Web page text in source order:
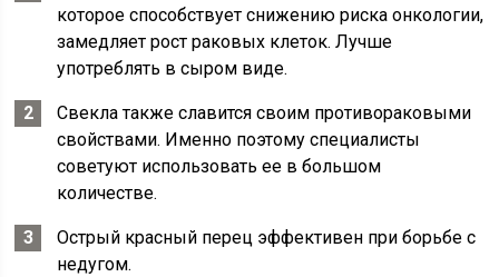
которое способствует снижению риска онкологии,
замедляет рост раковых клеток. Лучше
употреблять в сыром виде.
Свекла также славится своим противораковыми
свойствами. Именно поэтому специалисты
советуют использовать ее в большом
количестве.
Острый красный перец эффективен при борьбе с
недугом.